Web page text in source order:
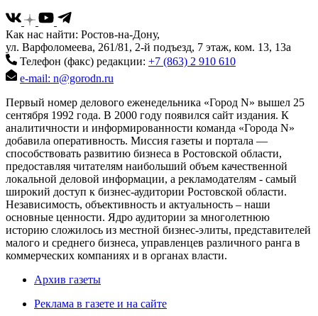
Как нас найти: Ростов-на-Дону,
ул. Варфоломеева, 261/81, 2-й подъезд, 7 этаж, ком. 13, 13а
Телефон (факс) редакции: +7 (863) 2 910 610
e-mail: n@gorodn.ru
Первый номер делового еженедельника «Город N» вышел 25
сентября 1992 года. В 2000 году появился сайт издания. К
аналитичности и информированности команда «Города N»
добавила оперативность. Миссия газеты и портала —
способствовать развитию бизнеса в Ростовской области,
предоставляя читателям наибольший объем качественной
локальной деловой информации, а рекламодателям - самый
широкий доступ к бизнес-аудитории Ростовской области.
Независимость, объективность и актуальность – наши
основные ценности. Ядро аудитории за многолетнюю
историю сложилось из местной бизнес-элиты, представителей
малого и среднего бизнеса, управленцев различного ранга в
коммерческих компаниях и в органах власти.
Архив газеты
Реклама в газете и на сайте